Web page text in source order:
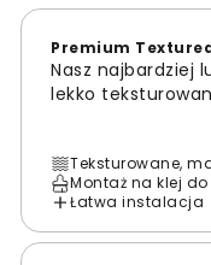
Premium
Nasz najbardziej
lekko
Teksturowane,
Montaż na klej
Łatwa instalacja